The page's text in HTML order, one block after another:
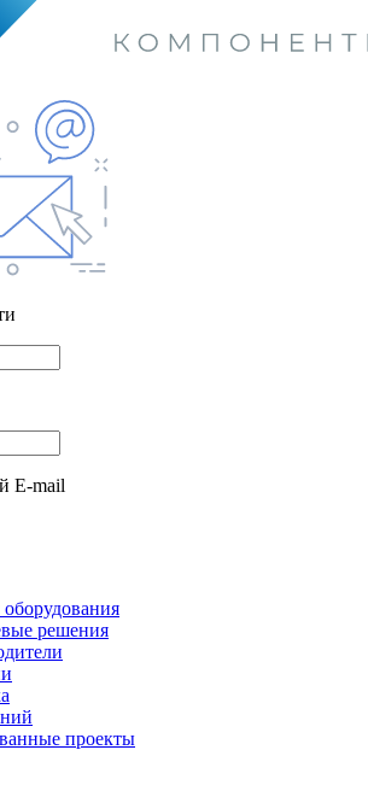
E-mail
оборудования
решения
проекты